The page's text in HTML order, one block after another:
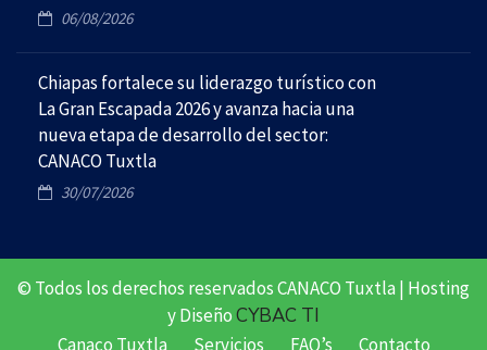
06/08/2026
Chiapas fortalece su liderazgo turístico con
La Gran Escapada 2026 y avanza hacia una
nueva etapa de desarrollo del sector:
CANACO Tuxtla
30/07/2026
© Todos los derechos reservados CANACO Tuxtla | Hosting
y DiseñoCYBAC TI
Canaco Tuxtla Servicios FAQ’s Contacto